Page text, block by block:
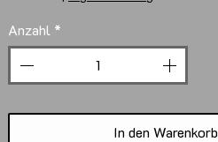
Anzahl *
In den Warenkorb